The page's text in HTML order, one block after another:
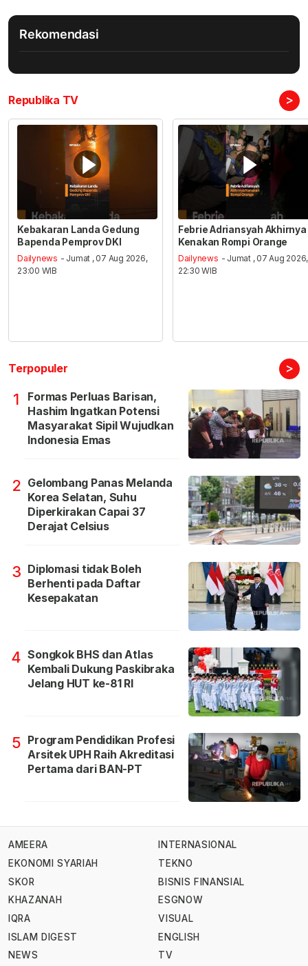
Rekomendasi
Republika TV >
Kebakaran Landa Gedung
Bapenda Pemprov DKI
Dailynews - Jumat , 07 Aug 2026,
23:00 WIB
Febrie Adriansyah Akhirnya
Kenakan Rompi Orange
Dailynews - Jumat , 07 Aug 2026,
22:30 WIB
Terpopuler >
1
Formas Perluas Barisan,
Hashim Ingatkan Potensi
Masyarakat Sipil Wujudkan
Indonesia Emas
2 Gelombang Panas Melanda
Korea Selatan, Suhu
Diperkirakan Capai 37
Derajat Celsius
3 Diplomasi tidak Boleh
Berhenti pada Daftar
Kesepakatan
4 Songkok BHS dan Atlas
Kembali Dukung Paskibraka
Jelang HUT ke-81 RI
5 Program Pendidikan Profesi
Arsitek UPH Raih Akreditasi
Pertama dari BAN-PT
AMEERA
EKONOMI SYARIAH
SKOR
KHAZANAH
IQRA
ISLAM DIGEST
NEWS
INTERNASIONAL
TEKNO
BISNIS FINANSIAL
ESGNOW
VISUAL
ENGLISH
TV